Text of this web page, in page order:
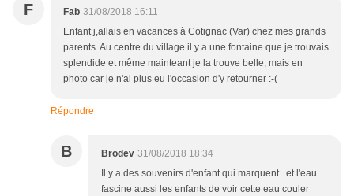
F Fab 31/08/2018 16:11
Enfant j,allais en vacances à Cotignac (Var) chez mes grands
parents. Au centre du village il y a une fontaine que je trouvais
splendide et même mainteant je la trouve belle, mais en
photo car je n'ai plus eu l'occasion d'y retourner :-(
Répondre
B Brodev 31/08/2018 18:34
Il y a des souvenirs d'enfant qui marquent ..et l'eau
fascine aussi les enfants de voir cette eau couler